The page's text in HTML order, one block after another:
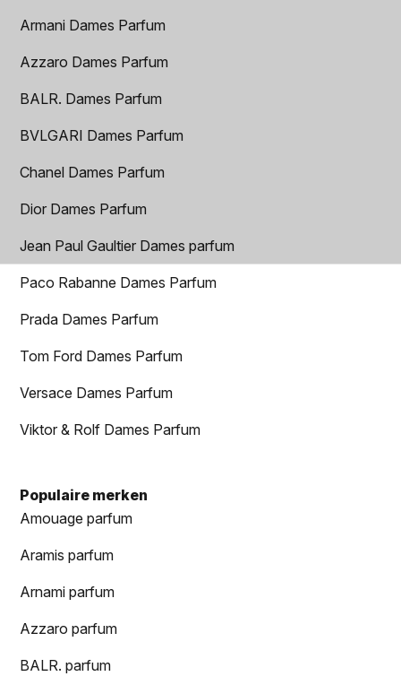
Armani Dames Parfum
Azzaro Dames Parfum
BALR. Dames Parfum
BVLGARI Dames Parfum
Chanel Dames Parfum
Dior Dames Parfum
Jean Paul Gaultier Dames parfum
Paco Rabanne Dames Parfum
Prada Dames Parfum
Tom Ford Dames Parfum
Versace Dames Parfum
Viktor & Rolf Dames Parfum
Populaire merken
Amouage parfum
Aramis parfum
Arnami parfum
Azzaro parfum
BALR. parfum